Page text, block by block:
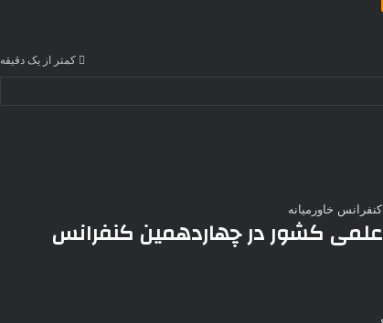
کمتر از یک دقیقه
کشور در چهاردهمین کنفرانس